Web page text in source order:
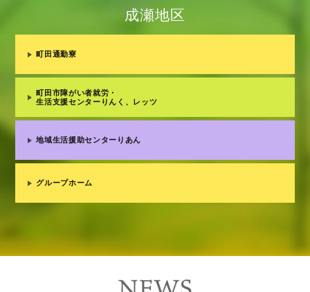
成瀬地区
町田通勤寮
町田市障がい者就労・
生活支援センターりんく、レッツ
地域生活援助センターりあん
グループホーム